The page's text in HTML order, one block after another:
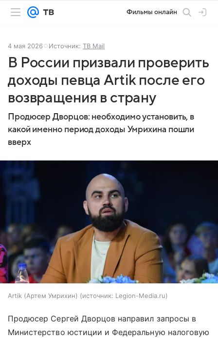
Фильмы онлайн
4 мая 2026 Источник: ТВ Mail
В России призвали проверить
доходы певца Artik после его
возвращения в страну
Продюсер Дворцов: необходимо установить, в
какой именно период доходы Умрихина пошли
вверх
Artik (Артем Умрихин) источник: Legion-Media.ru
Продюсер Сергей Дворцов направил запросы в
Министерство юстиции и Федеральную налоговую